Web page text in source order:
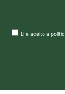
Li e aceito a